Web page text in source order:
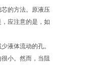
的方法。原液压
应注意的是，如
液体流动的孔。
小。然而，当阻